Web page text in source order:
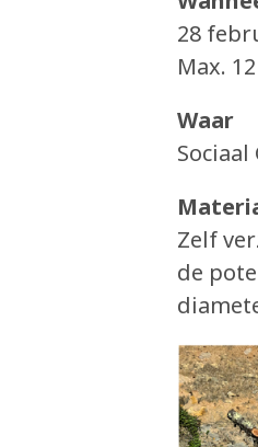
28
Max.
Waar
Zelf
de